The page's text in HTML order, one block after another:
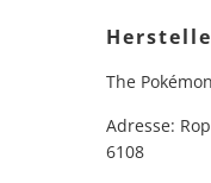
The
Adresse:
6108